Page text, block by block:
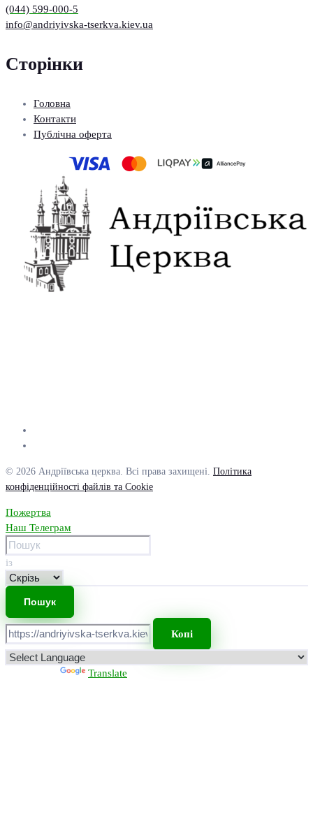
(044) 599-000-5
info@andriyivska-tserkva.kiev.ua
Сторінки
Головна
Контакти
Публічна оферта
© 2026 Андріївська церква. Всі права захищені. Політика
конфіденційності файлів та Cookie
Пожертва
Наш Телеграм
із
Копі
Translate